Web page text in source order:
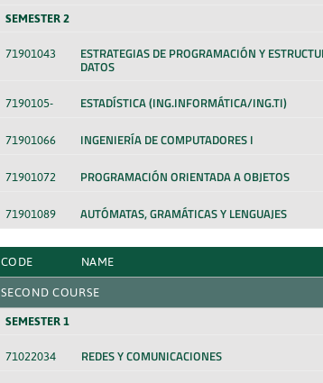
SEMESTER 2
71901043 ESTRATEGIAS DE PROGRAMACIÓN Y
DATOS
7190105- ESTADÍSTICA (ING.INFORMÁTICA/ING.TI)
71901066 INGENIERÍA DE COMPUTADORES I
71901072 PROGRAMACIÓN ORIENTADA A OBJETOS
71901089 AUTÓMATAS, GRAMÁTICAS Y LENGUAJES
CODE NAME
SECOND COURSE
SEMESTER 1
71022034 REDES Y COMUNICACIONES